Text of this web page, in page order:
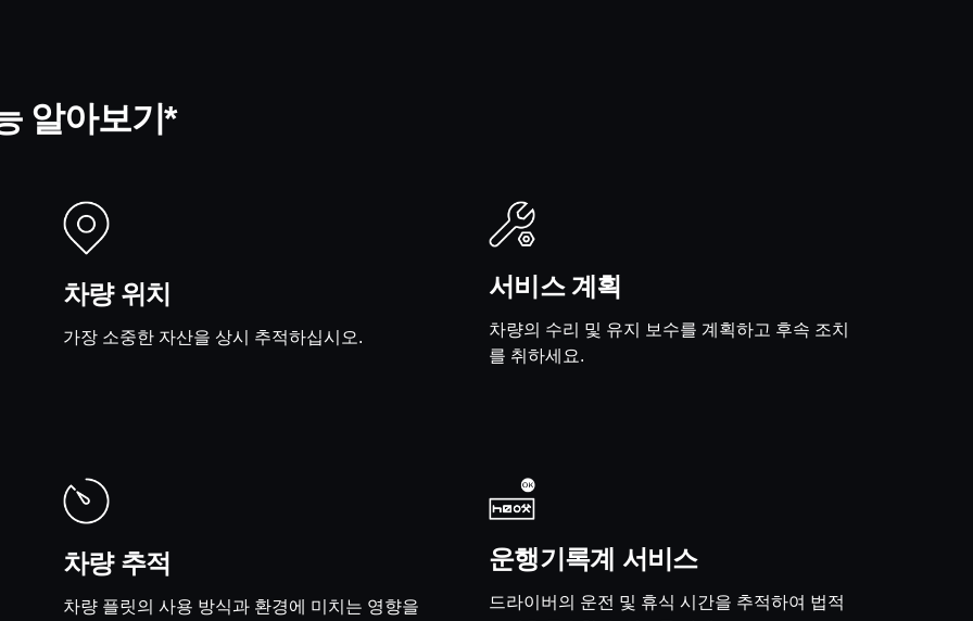
알아보기*
차량 위치
가장 소중한 자산을 상시 추적하십시오.
서비스 계획
차량의 수리 및 유지 보수를 계획하고 후속 조치
를 취하세요.
차량 추적
차량 플릿의 사용 방식과 환경에 미치는 영향을
운행기록계 서비스
드라이버의 운전 및 휴식 시간을 추적하여 법적